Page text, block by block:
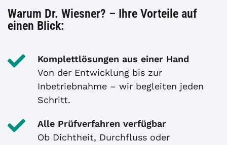
Warum Dr. Wiesner? – Ihre Vorteile auf
einen Blick:
Komplettlösungen aus einer Hand
Von der Entwicklung bis zur
Inbetriebnahme – wir begleiten jeden
Schritt.
Alle Prüfverfahren verfügbar
Ob Dichtheit, Durchfluss oder